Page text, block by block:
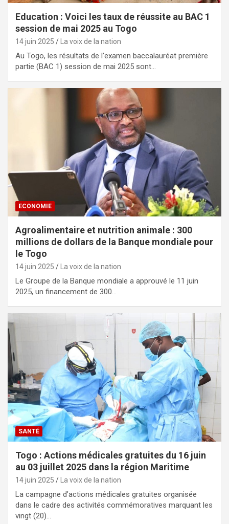
Education : Voici les taux de réussite au BAC 1
session de mai 2025 au Togo
14 juin 2025 La voix de la nation
Au Togo, les résultats de l’examen baccalauréat première
partie (BAC 1) session de mai 2025 sont…
ECONOMIE
Agroalimentaire et nutrition animale : 300
millions de dollars de la Banque mondiale pour
le Togo
14 juin 2025 La voix de la nation
Le Groupe de la Banque mondiale a approuvé le 11 juin
2025, un financement de 300…
SANTÉ
Togo : Actions médicales gratuites du 16 juin
au 03 juillet 2025 dans la région Maritime
14 juin 2025 La voix de la nation
La campagne d’actions médicales gratuites organisée
dans le cadre des activités commémoratives marquant les
vingt (20)…